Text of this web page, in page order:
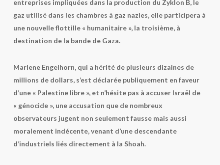
entreprises impliquées dans la production du Zyklon B, le
gaz utilisé dans les chambres à gaz nazies, elle participera à
une nouvelle flottille « humanitaire », la troisième, à
destination de la bande de Gaza.
Marlene Engelhorn, qui a hérité de plusieurs dizaines de
millions de dollars, s’est déclarée publiquement en faveur
d’une « Palestine libre », et n’hésite pas à accuser Israël de
« génocide », une accusation que de nombreux
observateurs jugent non seulement fausse mais aussi
moralement indécente, venant d’une descendante
d’industriels liés directement à la Shoah.